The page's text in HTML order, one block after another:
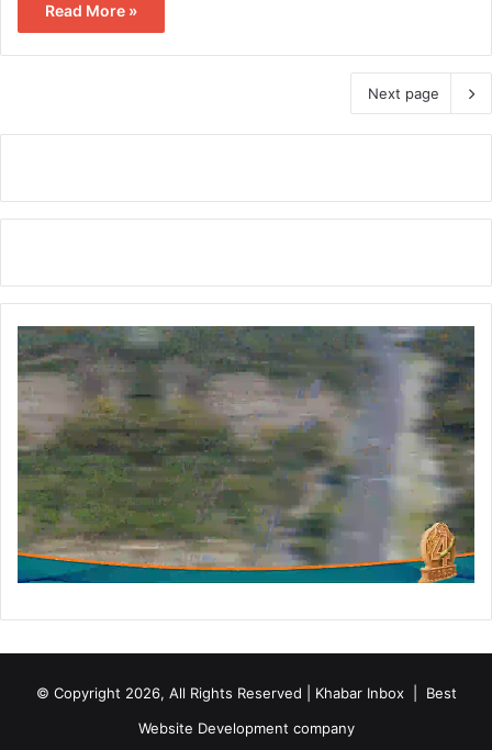
Read More »
Next page
© Copyright 2026, All Rights Reserved | Khabar Inbox | Best
Website Development company